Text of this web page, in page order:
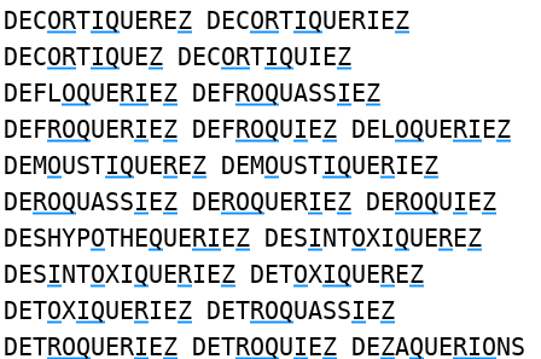
DECORTIQUEREZ DECORTIQUERIEZ
DECORTIQUEZ DECORTIQUIEZ
DEFLOQUERIEZ DEFROQUASSIEZ
DEFROQUERIEZ DEFROQUIEZ DELOQUERIEZ
DEMOUSTIQUEREZ DEMOUSTIQUERIEZ
DEROQUASSIEZ DEROQUERIEZ DEROQUIEZ
DESHYPOTHEQUERIEZ DESINTOXIQUEREZ
DESINTOXIQUERIEZ DETOXIQUEREZ
DETOXIQUERIEZ DETROQUASSIEZ
DETROQUERIEZ DETROQUIEZ DEZAQUERIONS